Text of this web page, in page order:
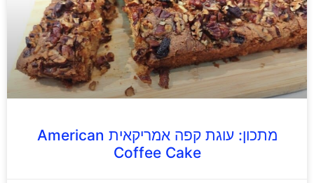
מתכון: עוגת קפה אמריקאית American
Coffee Cake